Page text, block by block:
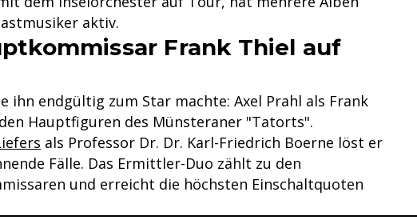
aktiv.
Frank Thiel auf
ihn endgültig zum Star machte: Axel Prahl als Frank
Hauptfiguren des Münsteraner "Tatorts".
als Professor Dr. Dr. Karl-Friedrich Boerne löst er
Fälle. Das Ermittler-Duo zählt zu den
und erreicht die höchsten Einschaltquoten